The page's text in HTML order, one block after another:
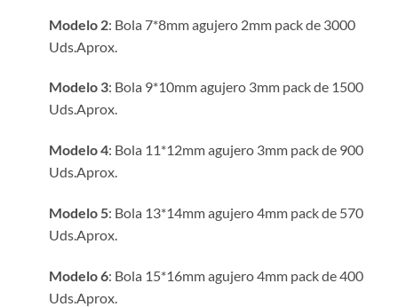
12.00€
Modelo 2: Bola 7*8mm agujero 2mm pack de 3000
Uds.Aprox.
Modelo 3: Bola 9*10mm agujero 3mm pack de 1500
Uds.Aprox.
Modelo 4: Bola 11*12mm agujero 3mm pack de 900
Uds.Aprox.
Modelo 5: Bola 13*14mm agujero 4mm pack de 570
Uds.Aprox.
Modelo 6: Bola 15*16mm agujero 4mm pack de 400
Uds.Aprox.